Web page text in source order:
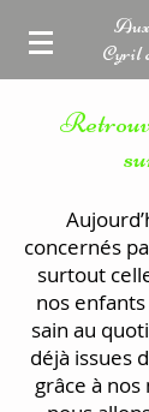
Cyril
concernés
surtout
nos
sain au
déjà issues
grâce à